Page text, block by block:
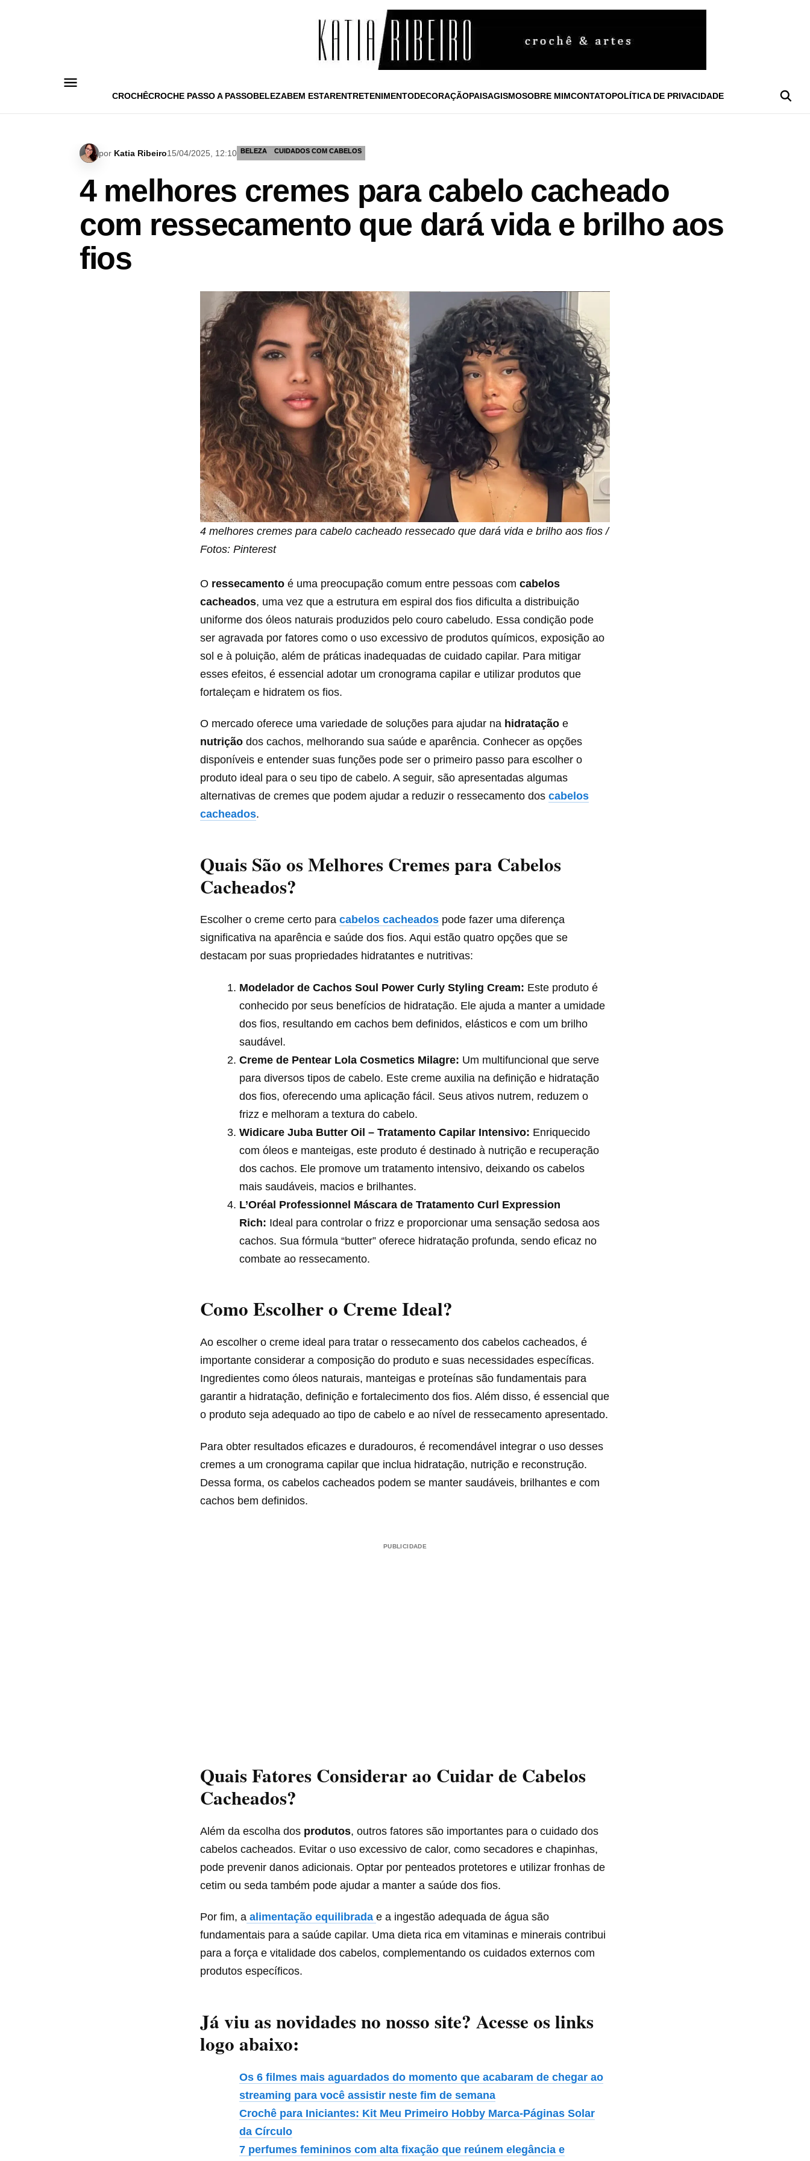
CROCHÊCROCHE PASSO A PASSOBELEZABEM ESTARENTRETENIMENTODECORAÇÃOPAISAGISMOSOBRE MIMCONTATOPOLÍTICA DE PRIVACIDADE
por Katia Ribeiro15/04/2025, 12:10 BELEZA CUIDADOS COM CABELOS
4 melhores cremes para cabelo cacheado
com ressecamento que dará vida e brilho aos
fios
4 melhores cremes para cabelo cacheado ressecado que dará vida e brilho aos fios /
Fotos: Pinterest
O ressecamento é uma preocupação comum entre pessoas com cabelos
cacheados, uma vez que a estrutura em espiral dos fios dificulta a distribuição
uniforme dos óleos naturais produzidos pelo couro cabeludo. Essa condição pode
ser agravada por fatores como o uso excessivo de produtos químicos, exposição ao
sol e à poluição, além de práticas inadequadas de cuidado capilar. Para mitigar
esses efeitos, é essencial adotar um cronograma capilar e utilizar produtos que
fortaleçam e hidratem os fios.
O mercado oferece uma variedade de soluções para ajudar na hidratação e
nutrição dos cachos, melhorando sua saúde e aparência. Conhecer as opções
disponíveis e entender suas funções pode ser o primeiro passo para escolher o
produto ideal para o seu tipo de cabelo. A seguir, são apresentadas algumas
alternativas de cremes que podem ajudar a reduzir o ressecamento dos cabelos
cacheados.
Quais São os Melhores Cremes para Cabelos
Cacheados?
Escolher o creme certo para cabelos cacheados pode fazer uma diferença
significativa na aparência e saúde dos fios. Aqui estão quatro opções que se
destacam por suas propriedades hidratantes e nutritivas:
Modelador de Cachos Soul Power Curly Styling Cream: Este produto é
conhecido por seus benefícios de hidratação. Ele ajuda a manter a umidade
dos fios, resultando em cachos bem definidos, elásticos e com um brilho
saudável.
Creme de Pentear Lola Cosmetics Milagre: Um multifuncional que serve
para diversos tipos de cabelo. Este creme auxilia na definição e hidratação
dos fios, oferecendo uma aplicação fácil. Seus ativos nutrem, reduzem o
frizz e melhoram a textura do cabelo.
Widicare Juba Butter Oil – Tratamento Capilar Intensivo: Enriquecido
com óleos e manteigas, este produto é destinado à nutrição e recuperação
dos cachos. Ele promove um tratamento intensivo, deixando os cabelos
mais saudáveis, macios e brilhantes.
L’Oréal Professionnel Máscara de Tratamento Curl Expression
Rich: Ideal para controlar o frizz e proporcionar uma sensação sedosa aos
cachos. Sua fórmula “butter” oferece hidratação profunda, sendo eficaz no
combate ao ressecamento.
Como Escolher o Creme Ideal?
Ao escolher o creme ideal para tratar o ressecamento dos cabelos cacheados, é
importante considerar a composição do produto e suas necessidades específicas.
Ingredientes como óleos naturais, manteigas e proteínas são fundamentais para
garantir a hidratação, definição e fortalecimento dos fios. Além disso, é essencial que
o produto seja adequado ao tipo de cabelo e ao nível de ressecamento apresentado.
Para obter resultados eficazes e duradouros, é recomendável integrar o uso desses
cremes a um cronograma capilar que inclua hidratação, nutrição e reconstrução.
Dessa forma, os cabelos cacheados podem se manter saudáveis, brilhantes e com
cachos bem definidos.
PUBLICIDADE
Quais Fatores Considerar ao Cuidar de Cabelos
Cacheados?
Além da escolha dos produtos, outros fatores são importantes para o cuidado dos
cabelos cacheados. Evitar o uso excessivo de calor, como secadores e chapinhas,
pode prevenir danos adicionais. Optar por penteados protetores e utilizar fronhas de
cetim ou seda também pode ajudar a manter a saúde dos fios.
Por fim, a alimentação equilibrada e a ingestão adequada de água são
fundamentais para a saúde capilar. Uma dieta rica em vitaminas e minerais contribui
para a força e vitalidade dos cabelos, complementando os cuidados externos com
produtos específicos.
Já viu as novidades no nosso site? Acesse os links
logo abaixo:
Os 6 filmes mais aguardados do momento que acabaram de chegar ao
streaming para você assistir neste fim de semana
Crochê para Iniciantes: Kit Meu Primeiro Hobby Marca-Páginas Solar
da Círculo
7 perfumes femininos com alta fixação que reúnem elegância e